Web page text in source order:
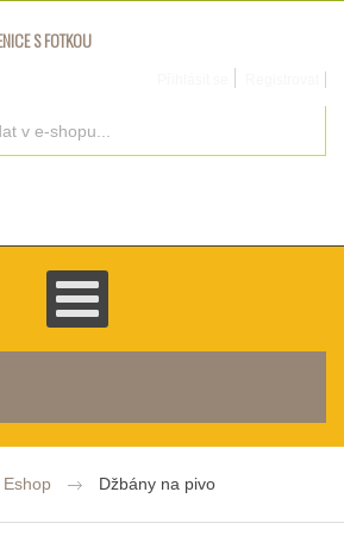
Eshop Džbány na pivo